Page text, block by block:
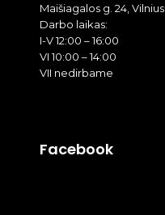
Maišiagalos g. 24, Vilnius
Darbo laikas:
I-V 12:00 – 16:00
VI 10:00 – 14:00
VII nedirbame
Facebook